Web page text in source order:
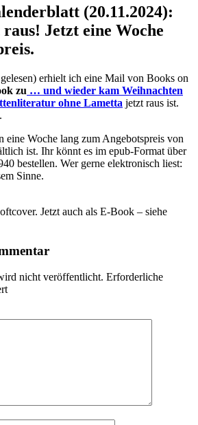
(20.11.2024):
Jetzt eine Woche
erhielt ich eine Mail von Books on
zu … und wieder kam Weihnachten
ohne Lametta jetzt raus ist.
eine Woche lang zum Angebotspreis von
ist. Ihr könnt es im epub-Format über
bestellen. Wer gerne elektronisch liest:
Sinne.
Jetzt auch als E-Book – siehe
nicht veröffentlicht. Erforderliche